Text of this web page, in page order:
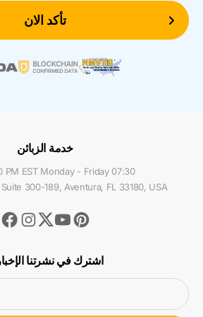
تأكد الان
خدمة الزبائن
07:30 AM - 04:00 PM EST Monday - Friday
300-189, Aventura, FL 33180, USA
Facebook
Instagram
TwitterYoutubePinterest
اشترك في نشرتنا